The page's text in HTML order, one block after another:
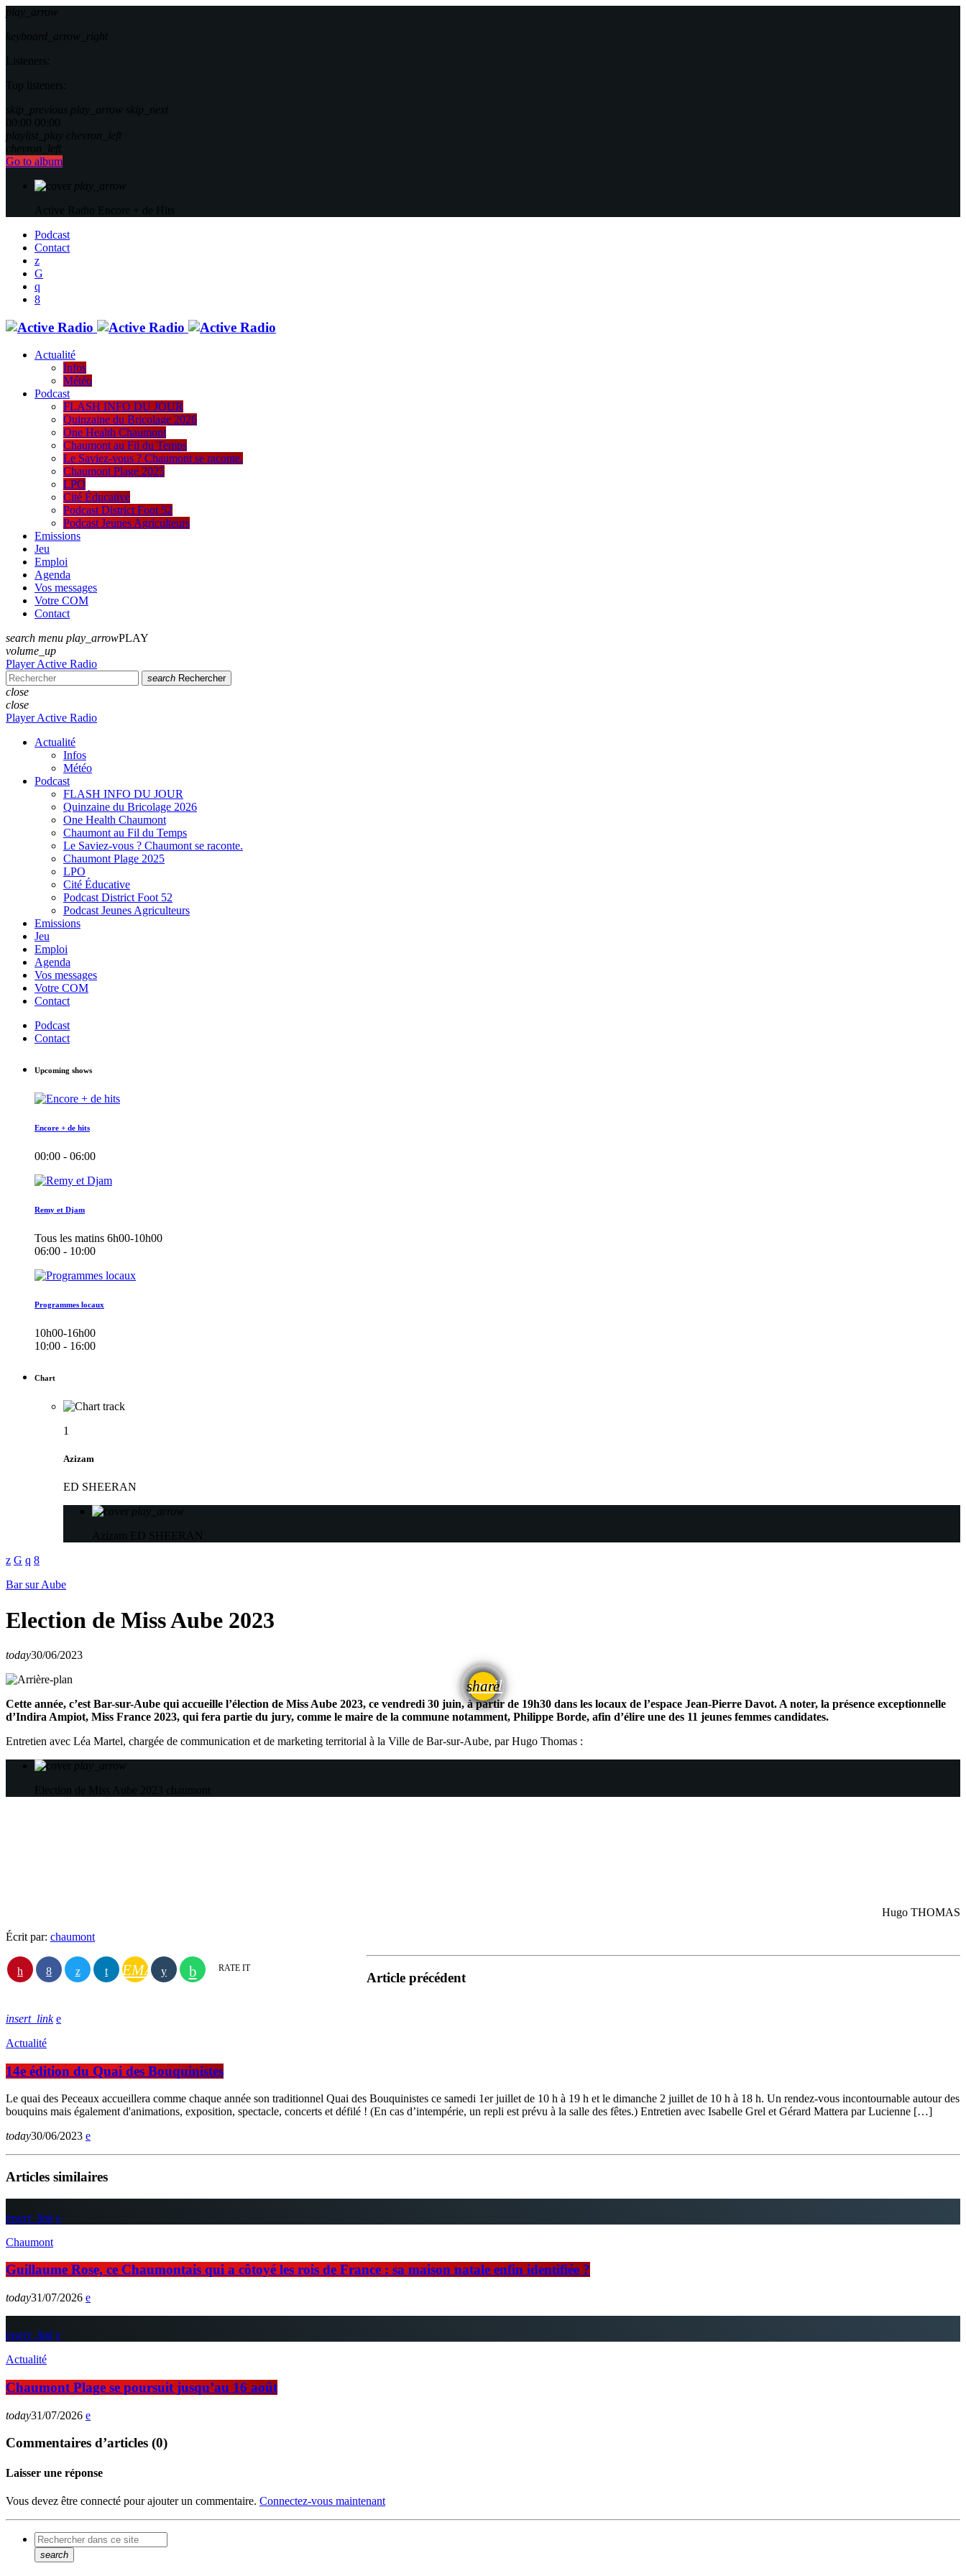
play_arrow
keyboard_arrow_right
Listeners:
Top listeners:
skip_previous play_arrow skip_next
00:00 00:00
playlist_play chevron_left
chevron_left
Go to album
play_arrow
Active Radio Encore + de Hits
Podcast
Contact
Actualité
Infos
Météo
Podcast
FLASH INFO DU JOUR
Quinzaine du Bricolage 2026
One Health Chaumont
Chaumont au Fil du Temps
Le Saviez-vous ? Chaumont se raconte.
Chaumont Plage 2025
LPO
Cité Éducative
Podcast District Foot 52
Podcast Jeunes Agriculteurs
Emissions
Jeu
Emploi
Agenda
Vos messages
Votre COM
Contact
search menu play_arrowPLAY
volume_up
Player Active Radio
search Rechercher
close
close
Player Active Radio
Actualité
Infos
Météo
Podcast
FLASH INFO DU JOUR
Quinzaine du Bricolage 2026
One Health Chaumont
Chaumont au Fil du Temps
Le Saviez-vous ? Chaumont se raconte.
Chaumont Plage 2025
LPO
Cité Éducative
Podcast District Foot 52
Podcast Jeunes Agriculteurs
Emissions
Jeu
Emploi
Agenda
Vos messages
Votre COM
Contact
Podcast
Contact
Upcoming shows
Encore + de hits
00:00 - 06:00
Remy et Djam
Tous les matins 6h00-10h00
06:00 - 10:00
Programmes locaux
10h00-16h00
10:00 - 16:00
Chart
1
Azizam
ED SHEERAN
play_arrow
Azizam
ED SHEERAN
Bar sur Aube
Election de Miss Aube 2023
today30/06/2023
share
email
Cette année, c’est Bar-sur-Aube qui accueille l’élection de Miss Aube 2023, ce vendredi 30 juin, à partir de 19h30 dans les locaux de l’espace Jean-Pierre Davot. A noter, la présence exceptionnelle
d’Indira Ampiot, Miss France 2023, qui fera partie du jury, comme le maire de la commune notamment, Philippe Borde, afin d’élire une des 11 jeunes femmes candidates.
Entretien avec Léa Martel, chargée de communication et de marketing territorial à la Ville de Bar-sur-Aube, par Hugo Thomas :
play_arrow
Election de Miss Aube 2023 chaumont
Hugo THOMAS
Écrit par: chaumont
EMAIL RATE IT
Article précédent
insert_link
Actualité
14e édition du Quai des Bouquinistes
Le quai des Peceaux accueillera comme chaque année son traditionnel Quai des Bouquinistes ce samedi 1er juillet de 10 h à 19 h et le dimanche 2 juillet de 10 h à 18 h. Un rendez-vous incontournable autour des
bouquins mais également d'animations, exposition, spectacle, concerts et défilé ! (En cas d’intempérie, un repli est prévu à la salle des fêtes.) Entretien avec Isabelle Grel et Gérard Mattera par Lucienne […]
today30/06/2023
Articles similaires
insert_link
Chaumont
Guillaume Rose, ce Chaumontais qui a côtoyé les rois de France : sa maison natale enfin identifiée ?
today31/07/2026
insert_link
Actualité
Chaumont Plage se poursuit jusqu’au 16 août
today31/07/2026
Commentaires d’articles (0)
Laisser une réponse
Vous devez être connecté pour ajouter un commentaire. Connectez-vous maintenant
search